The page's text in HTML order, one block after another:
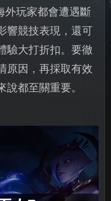
外玩家都會遭遇斷
響競技表現，還可
驗大打折扣。要徹
原因，再採取有效
都至關重要。